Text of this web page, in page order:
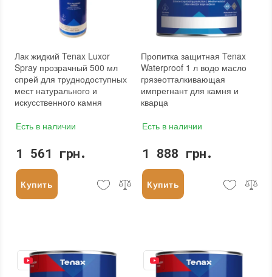
Лак жидкий Tenax Luxor
Spray прозрачный 500 мл
спрей для труднодоступных
мест натурального и
искусственного камня
Есть в наличии
1 561 грн.
Купить
Пропитка защитная Tenax
Waterproof 1 л водо масло
грязеотталкивающая
импрегнант для камня и
кварца
Есть в наличии
1 888 грн.
Купить